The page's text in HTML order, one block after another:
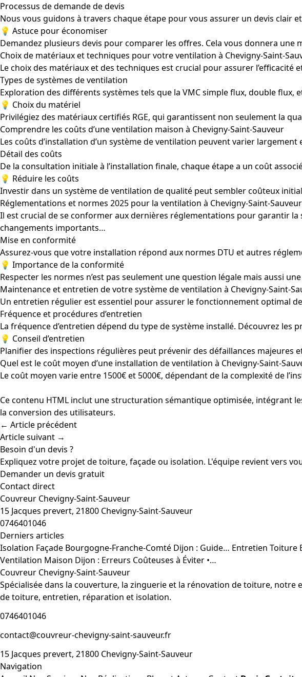
Processus de demande de devis
Nous vous guidons à travers chaque étape pour vous assurer un devis
💡 Astuce pour économiser
Demandez plusieurs devis pour comparer les offres. Cela vous donnera
Choix de matériaux et techniques pour votre ventilation à Chevigny-Saint-
Le choix des matériaux et des techniques est crucial pour assurer
Types de systèmes de ventilation
Exploration des différents systèmes tels que la VMC simple flux, double flux,
💡 Choix du matériel
Privilégiez des matériaux certifiés RGE, qui garantissent non seulement la
Comprendre les coûts d’une ventilation maison à Chevigny-Saint-Sauveur
Les coûts d’installation d’un système de ventilation peuvent varier
Détail des coûts
De la consultation initiale à l’installation finale, chaque étape a un coût
💡 Réduire les coûts
Investir dans un système de ventilation de qualité peut sembler coûteux
Réglementations et normes 2025 pour la ventilation à Chevigny-Saint-Sauveur
Il est crucial de se conformer aux dernières réglementations pour garantir
changements importants…
Mise en conformité
Assurez-vous que votre installation répond aux normes DTU et autres
💡 Importance de la conformité
Respecter les normes n’est pas seulement une question légale mais aussi
Maintenance et entretien de votre système de ventilation à Chevigny-Saint-
Un entretien régulier est essentiel pour assurer le fonctionnement optimal
Fréquence et procédures d’entretien
La fréquence d’entretien dépend du type de système installé. Découvrez
💡 Conseil d’entretien
Planifier des inspections régulières peut prévenir des défaillances majeures
Quel est le coût moyen d’une installation de ventilation à Chevigny-Saint-
Le coût moyen varie entre 1500€ et 5000€, dépendant de la complexité de
Ce contenu HTML inclut une structuration sémantique optimisée, intégrant
la conversion des utilisateurs.
← Article précédent
Article suivant →
Besoin d'un devis ?
Expliquez votre projet de toiture, façade ou isolation. L'équipe revient vers
Demander un devis gratuit
Contact direct
Couvreur Chevigny-Saint-Sauveur
15 Jacques prevert, 21800 Chevigny-Saint-Sauveur
0746401046
Derniers articles
Isolation Façade Bourgogne-Franche-Comté Dijon : Guide… Entretien Toiture
Ventilation Maison Dijon : Erreurs Coûteuses à Éviter •…
Couvreur Chevigny-Saint-Sauveur
Spécialisée dans la couverture, la zinguerie et la rénovation de toiture,
de toiture, entretien, réparation et isolation.
0746401046
contact@couvreur-chevigny-saint-sauveur.fr
15 Jacques prevert, 21800 Chevigny-Saint-Sauveur
Navigation